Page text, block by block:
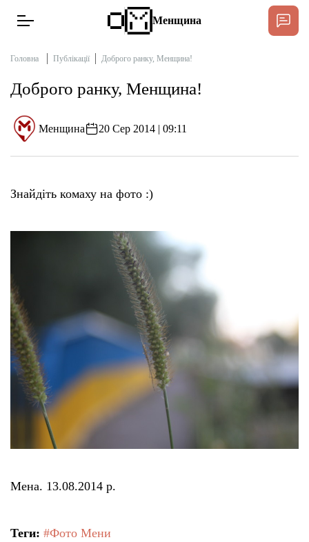
Тендери
Довідник
Контакти
Підтримати «місцевих»
Редакційна політика
Менщина
Головна Публікації Доброго ранку, Менщина!
Доброго ранку, Менщина!
Менщина 20 Сер 2014 | 09:11
Знайдіть комаху на фото :)
Мена. 13.08.2014 р.
Теги: #Фото Мени